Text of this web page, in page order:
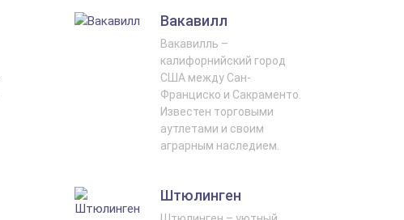
Вакавилл
Вакавилль –
калифорнийский город
США между Сан-
Франциско и Сакраменто.
Известен торговыми
аутлетами и своим
аграрным наследием.
Штюлинген